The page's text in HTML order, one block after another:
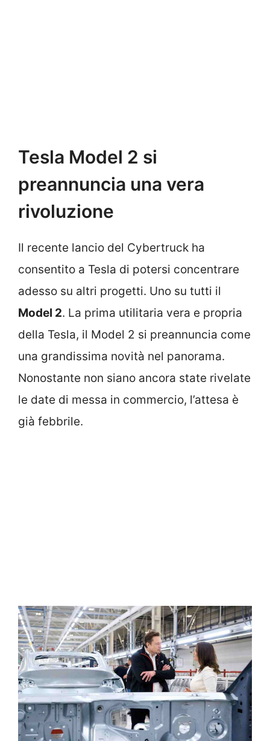
Tesla Model 2 si
preannuncia una vera
rivoluzione
Il recente lancio del Cybertruck ha
consentito a Tesla di potersi concentrare
adesso su altri progetti. Uno su tutti il
Model 2. La prima utilitaria vera e propria
della Tesla, il Model 2 si preannuncia come
una grandissima novità nel panorama.
Nonostante non siano ancora state rivelate
le date di messa in commercio, l’attesa è
già febbrile.